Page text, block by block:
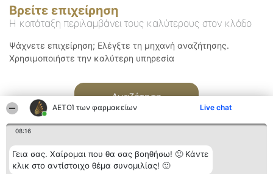
ΑΕΤΟΊ των φαρμακείων Live chat
08:16
Γεια σας. Χαίρομαι που θα σας βοηθήσω! 🙂 Κάντε
κλικ στο αντίστοιχο θέμα συνομιλίας! 🙂
Βρείτε επιχείρηση
Η κατάταξη περιλαμβάνει τους καλύτερους στον κλάδο
Ψάχνετε επιχείρηση; Ελέγξτε τη μηχανή αναζήτησης.
Χρησιμοποιήστε την καλύτερη υπηρεσία
Αναζήτηση